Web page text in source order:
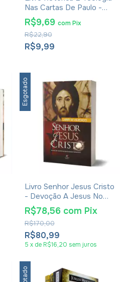
Nas Cartas De Paulo -
Adenilton Tavares De
Aguiar
R$9,99
R$22,90
R$9,69 com Pix
Esgotado
Livro Senhor Jesus Cristo
- Devoção A Jesus No
Cristianismo Primitivo -
Larry W. Hurtado
R$80,99
R$170,00
R$78,56 com Pix
5 x de R$16,20 sem juros